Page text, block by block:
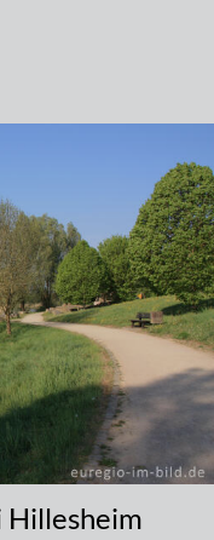
Hillesheim